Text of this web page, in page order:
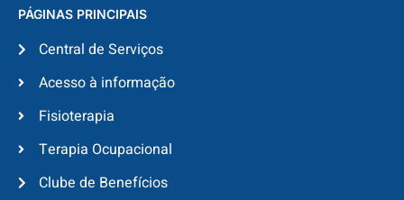
PÁGINAS PRINCIPAIS
Central de Serviços
Acesso à informação
Fisioterapia
Terapia Ocupacional
Clube de Benefícios